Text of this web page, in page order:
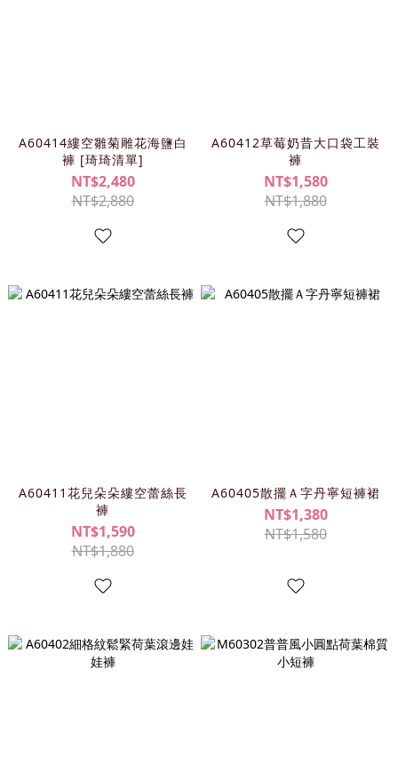
A60414縷空雛菊雕花海鹽白
褲 [琦琦清單]
NT$2,480
NT$2,880
A60412草莓奶昔大口袋工裝
褲
NT$1,580
NT$1,880
A60411花兒朵朵縷空蕾絲長
褲
NT$1,590
NT$1,880
A60405散擺Ａ字丹寧短褲裙
NT$1,380
NT$1,580